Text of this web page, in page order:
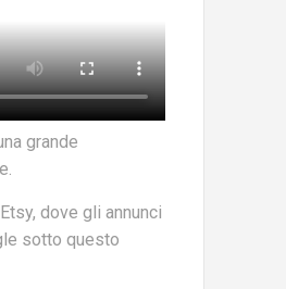
grande
dove gli annunci
sotto questo